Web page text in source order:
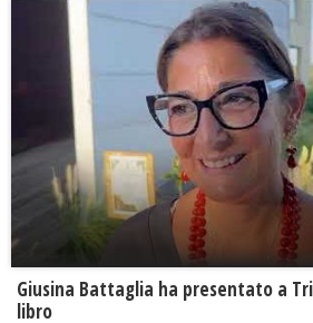
Giusina Battaglia ha presentato a
libro